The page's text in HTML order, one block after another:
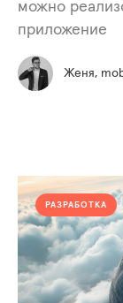
можно
приложение
Женя,
РАЗРАБОТКА